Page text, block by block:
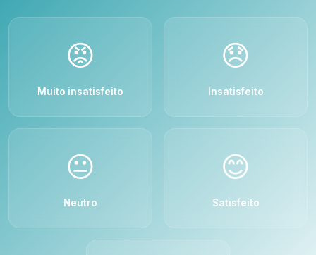
😡
Muito insatisfeito
😞
Insatisfeito
😐
Neutro
😊
Satisfeito